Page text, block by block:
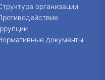
организации
документы